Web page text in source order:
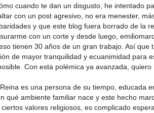
cuando te dan un disgusto, he intentado
con un post agresivo, no era menester,
y que este blog fuera borrado de la
con un corte y desde luego,
tienen 30 años de un gran trabajo. Así que
de mayor tranquilidad y ecuanimidad para
Con esta polémica ya avanzada,
es una persona de su tiempo, educada
qué ambiente familiar nace y este hecho
valores religiosos, es complicado